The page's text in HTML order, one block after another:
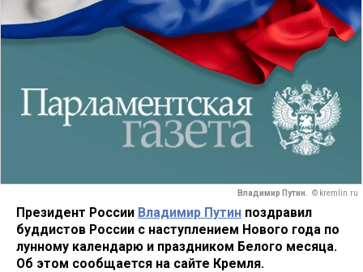
Владимир Путин. © kremlin.ru
Президент России Владимир Путин поздравил
буддистов России с наступлением Нового года по
лунному календарю и праздником Белого месяца.
Об этом сообщается на сайте Кремля.